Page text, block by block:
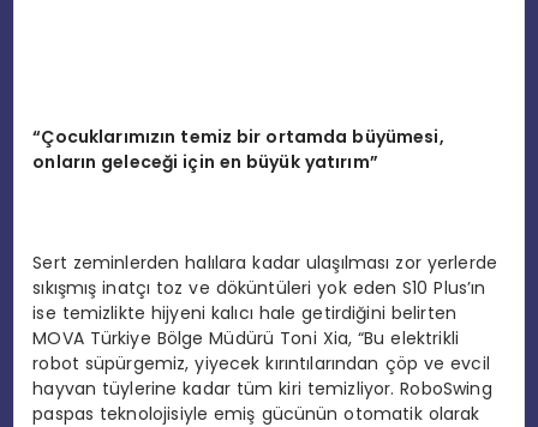
“Çocuklarımızın temiz bir ortamda büyümesi,
onların geleceği için en büyük yatırım”
Sert zeminlerden halılara kadar ulaşılması zor yerlerde
sıkışmış inatçı toz ve döküntüleri yok eden S10 Plus’ın
ise temizlikte hijyeni kalıcı hale getirdiğini belirten
MOVA Türkiye Bölge Müdürü Toni Xia, “Bu elektrikli
robot süpürgemiz, yiyecek kırıntılarından çöp ve evcil
hayvan tüylerine kadar tüm kiri temizliyor. RoboSwing
paspas teknolojisiyle emiş gücünün otomatik olarak